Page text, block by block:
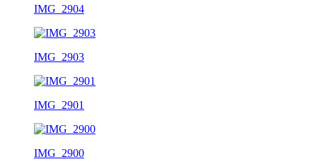
IMG_2904
IMG_2903
IMG_2901
IMG_2900